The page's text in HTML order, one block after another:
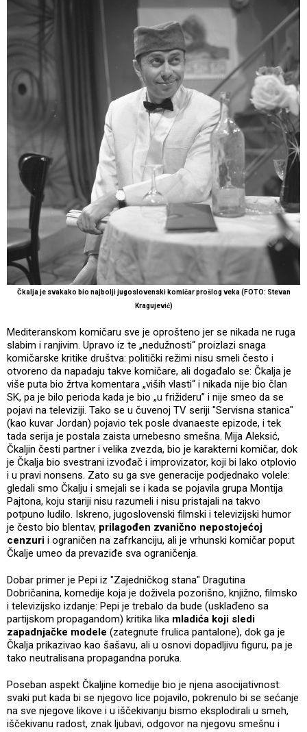
Čkalja je svakako bio najbolji jugoslovenski komičar prošlog veka (FOTO: Stevan
Kragujević)
Mediteranskom komičaru sve je oprošteno jer se nikada ne ruga
slabim i ranjivim. Upravo iz te „nedužnosti“ proizlazi snaga
komičarske kritike društva: politički režimi nisu smeli često i
otvoreno da napadaju takve komičare, ali događalo se: Čkalja je
više puta bio žrtva komentara „viših vlasti“ i nikada nije bio član
SK, pa je bilo perioda kada je bio „u frižideru” i nije smeo da se
pojavi na televiziji. Tako se u čuvenoj TV seriji "Servisna stanica"
(kao kuvar Jordan) pojavio tek posle dvanaeste epizode, i tek
tada serija je postala zaista urnebesno smešna. Mija Aleksić,
Čkaljin česti partner i velika zvezda, bio je karakterni komičar, dok
je Čkalja bio svestrani izvođač i improvizator, koji bi lako otplovio
i u pravi nonsens. Zato su ga sve generacije podjednako volele:
gledali smo Čkalju i smejali se i kada se pojavila grupa Montija
Pajtona, koju stariji nisu razumeli i nisu pristajali na takvo
potpuno ludilo. Iskreno, jugoslovenski filmski i televizijski humor
je često bio blentav, prilagođen zvanično nepostojećoj
cenzuri i ograničen na zafrkanciju, ali je vrhunski komičar poput
Čkalje umeo da prevaziđe sva ograničenja.
Dobar primer je Pepi iz "Zajedničkog stana" Dragutina
Dobričanina, komedije koja je doživela pozorišno, knjižno, filmsko
i televizijsko izdanje: Pepi je trebalo da bude (usklađeno sa
partijskom propagandom) kritika lika mladića koji sledi
zapadnjačke modele (zategnute frulica pantalone), dok ga je
Čkalja prikazivao kao šašavu, ali u osnovi dopadljivu figuru, pa je
tako neutralisana propagandna poruka.
Poseban aspekt Čkaljine komedije bio je njena asocijativnost:
svaki put kada bi se njegovo lice pojavilo, pokrenulo bi se sećanje
na sve njegove likove i u iščekivanju bismo eksplodirali u smeh,
iščekivanu radost, znak ljubavi, odgovor na njegovu smešnu i